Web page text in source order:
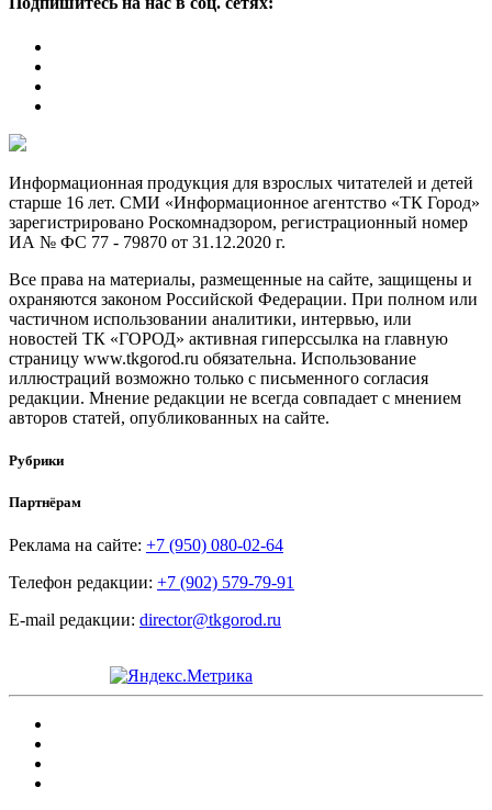
Информационная продукция для взрослых читателей и детей
старше 16 лет. СМИ «Информационное агентство «ТК Город»
зарегистрировано Роскомнадзором, регистрационный номер
ИА № ФС 77 - 79870 от 31.12.2020 г.
Все права на материалы, размещенные на сайте, защищены и
охраняются законом Российской Федерации. При полном или
частичном использовании аналитики, интервью, или
новостей ТК «ГОРОД» активная гиперссылка на главную
страницу www.tkgorod.ru обязательна. Использование
иллюстраций возможно только с письменного согласия
редакции. Мнение редакции не всегда совпадает с мнением
авторов статей, опубликованных на сайте.
Рубрики
Партнёрам
Реклама на сайте: +7 (950) 080-02-64
Телефон редакции: +7 (902) 579-79-91
E-mail редакции: director@tkgorod.ru